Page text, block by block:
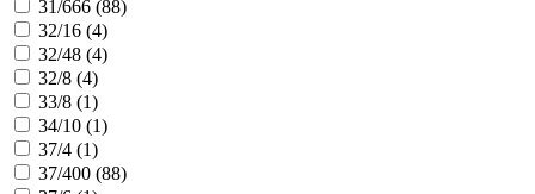
31/666 (88)
32/16 (4)
32/48 (4)
32/8 (4)
33/8 (1)
34/10 (1)
37/4 (1)
37/400 (88)